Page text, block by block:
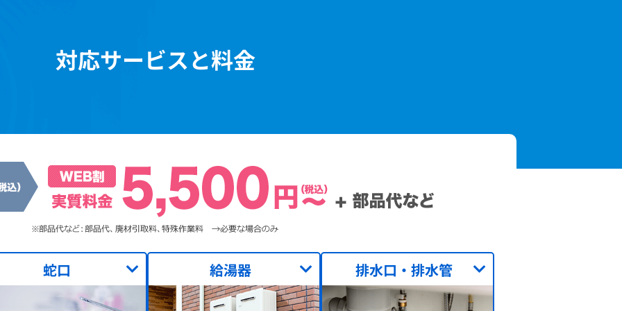
対応サービスと料金
蛇口 給湯器 排水口・排水管